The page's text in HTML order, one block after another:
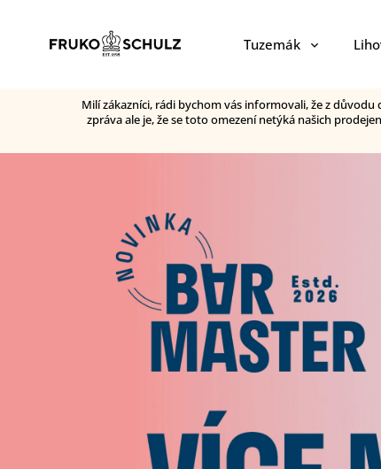
Tuzemák
Milí zákazníci, rádi bychom vás informovali, že z důvodu
zpráva ale je, že se toto omezení netýká našich